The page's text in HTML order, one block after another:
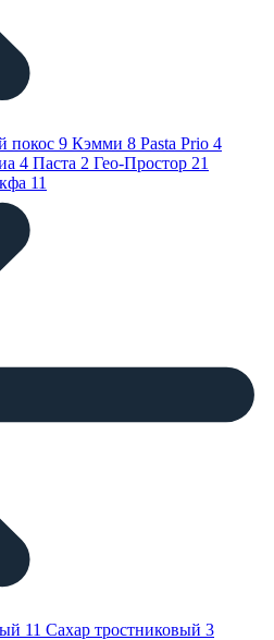
покос 9 Кэмми 8 Pasta Prio 4
4 Паста 2 Гео-Простор 21
11
11 Сахар тростниковый 3